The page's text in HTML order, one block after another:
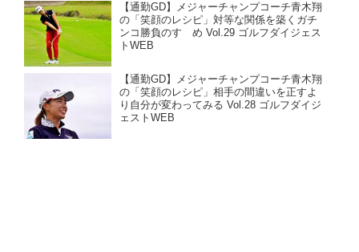
【通勤GD】メジャーチャンプコーチ青木翔
の「笑顔のレシピ」対等な関係を築くガチ
ンコ勝負のすゝめ Vol.29 ゴルフダイジェス
トWEB
【通勤GD】メジャーチャンプコーチ青木翔
の「笑顔のレシピ」相手の間違いを正すよ
り自分が変わってみる Vol.28 ゴルフダイジ
ェストWEB